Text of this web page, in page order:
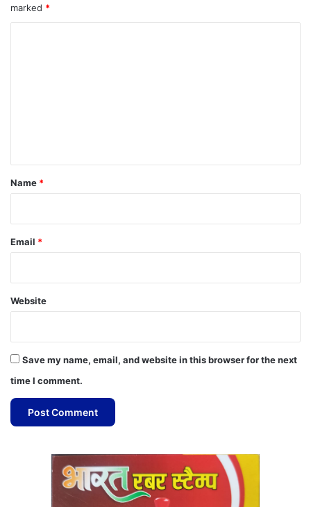
marked *
*
Name *
Email *
Website
Save my name, email, and website in this browser for the next
time I comment.